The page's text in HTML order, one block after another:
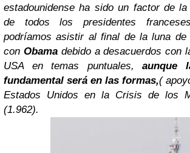
estadounidense ha sido un factor de
de todos los presidentes
podríamos asistir al final de la luna de
con Obamadebido a desacuerdos con
USA en temas puntuales, aunque
fundamental será en las formas,(
Estados Unidos en la Crisis de los
(1.962).